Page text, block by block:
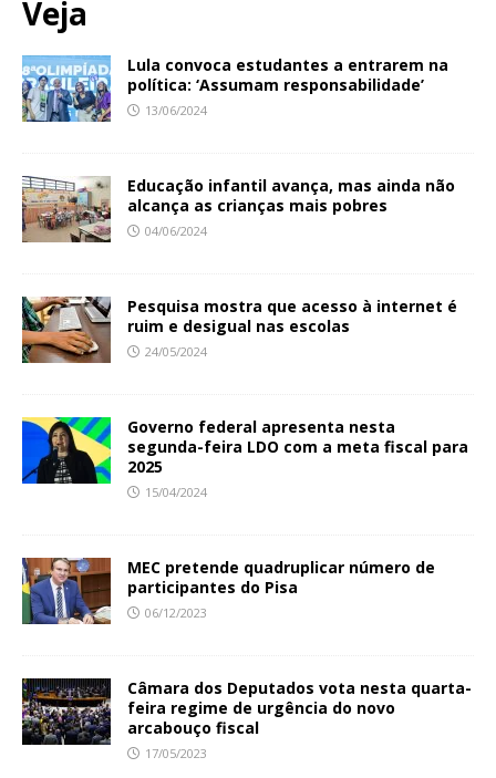
Veja
Lula convoca estudantes a entrarem na
política: ‘Assumam responsabilidade’
13/06/2024
Educação infantil avança, mas ainda não
alcança as crianças mais pobres
04/06/2024
Pesquisa mostra que acesso à internet é
ruim e desigual nas escolas
24/05/2024
Governo federal apresenta nesta
segunda-feira LDO com a meta fiscal para
2025
15/04/2024
MEC pretende quadruplicar número de
participantes do Pisa
06/12/2023
Câmara dos Deputados vota nesta quarta-
feira regime de urgência do novo
arcabouço fiscal
17/05/2023